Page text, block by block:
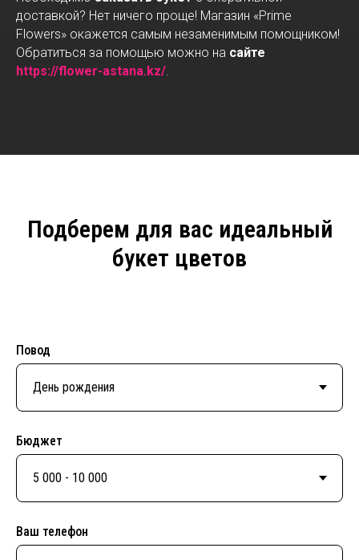
доставкой? Нет ничего проще! Магазин «Prime
Flowers» окажется самым незаменимым помощником!
Обратиться за помощью можно на сайте
https://flower-astana.kz/.
Подберем для вас идеальный
букет цветов
Повод
Бюджет
Ваш телефон